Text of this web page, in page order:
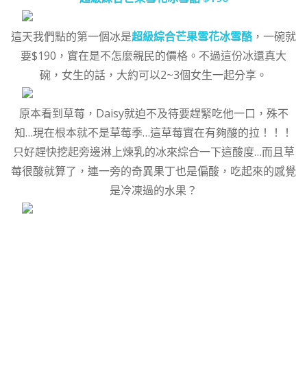
這天我們點的第一個冰是超級綜合芒果雪花冰雪酪，一碗就
要$190，實在是不怎麼親民的價格。不過這份冰還真大
碗，女生的話，大約可以2~3個女生一起分享。
原本看到草莓，Daisy就迫不及待要趕緊吃他一口，殊不
知…現在根本就不是草莓季…這草莓實在有夠酸的拉！！！
只好趕快挖起旁邊淋上煉乳的冰來綜合一下這酸度…而且草
莓很酸就算了，連一旁的奇異果丁也是偏酸，吃起來的感覺
是冷凍過的水果？